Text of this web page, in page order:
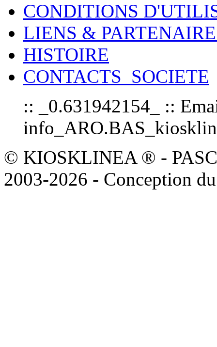
CONDITIONS
LIENS &
HISTOIRE
CONTACTS_SOCIETE
:: _0.631942154_ ::
© KIOSKLINEA ® -
2003-2026 - Conception